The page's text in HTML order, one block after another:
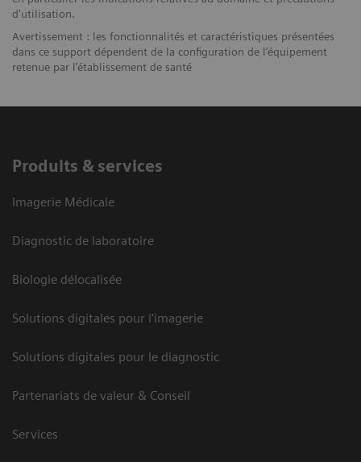
d'utilisation.
Avertissement : les fonctionnalités et caractéristiques présentées
dans ce support dépendent de la configuration de l’équipement
retenue par l’établissement de santé
Produits & services
Imagerie Médicale
Diagnostic de laboratoire
Biologie délocalisée
Solutions digitales pour l'imagerie
Solutions digitales pour le diagnostic
Partenariats de valeur & Conseil
Services